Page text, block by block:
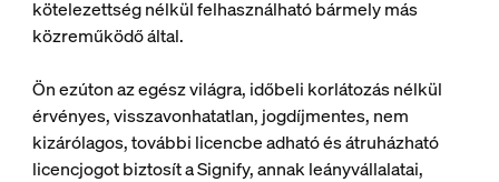
kötelezettség nélkül felhasználható bármely más
közreműködő által.
Ön ezúton az egész világra, időbeli korlátozás nélkül
érvényes, visszavonhatatlan, jogdíjmentes, nem
kizárólagos, további licencbe adható és átruházható
licencjogot biztosít a Signify, annak leányvállalatai,